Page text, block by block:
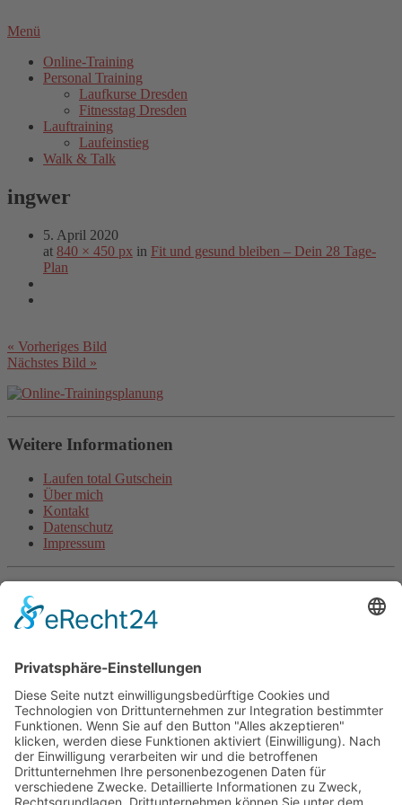
Menü
Online-Training
Personal Training
Laufkurse Dresden
Fitnesstag Dresden
Lauftraining
Laufeinstieg
Walk & Talk
ingwer
5. April 2020
at 840 × 450 px in Fit und gesund bleiben – Dein 28 Tage-
Plan
« Vorheriges Bild
Nächstes Bild »
Weitere Informationen
Laufen total Gutschein
Über mich
Kontakt
Datenschutz
Impressum
Aktuelle Artikel
Steigerungsläufe machen schneller (inkl. Video)
Halbmarathon-Trainingsplan für „Anfänger“
Plank-Challenge: Deine persönliche Herausforderung
Grundlagentraining Laufen oder der Beginn der neuen
Laufsaison
Fitnessband Übungen für mehr Kraft
Langsam Laufen im Training
Mit Treppentraining und Treppenlaufen zu Ausdauer und
Kraft
Lauftraining: Fahrtspiel